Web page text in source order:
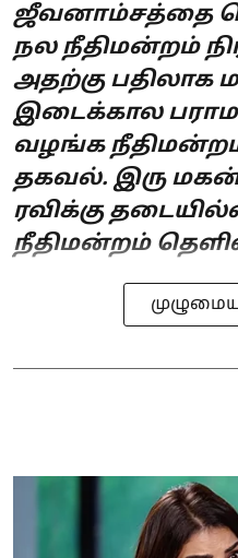
ஜீவனாம்சத்தை
நல நீதிமன்றம்
அதற்கு பதிலாக
இடைக்கால
வழங்க
தகவல். இரு
ரவிக்கு
நீதிமன்றம்